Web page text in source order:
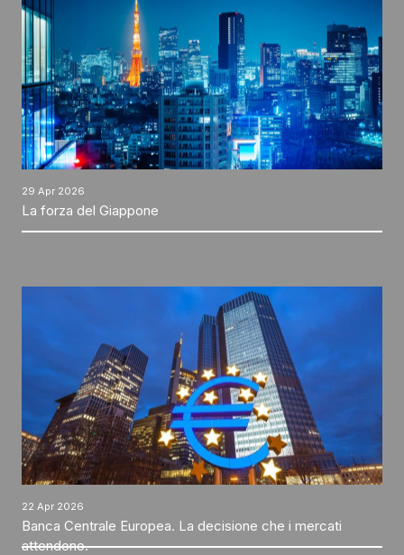
29 Apr 2026
La forza del Giappone
22 Apr 2026
Banca Centrale Europea. La decisione che i mercati
attendono.